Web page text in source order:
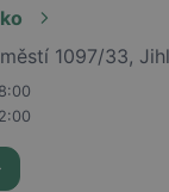
1097/33,